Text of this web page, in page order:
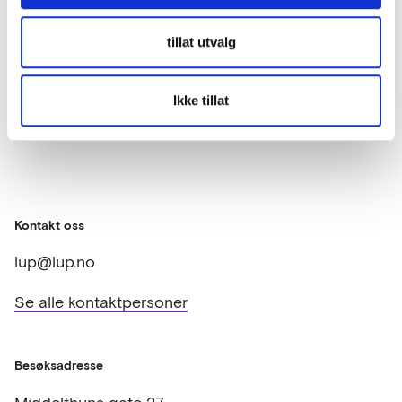
tillat utvalg
Ikke tillat
starte prosessen med ei innovativ anskaffing.
No er leverandørane valgt og implementring av
velferdsteknologi til drift pågår for fullt.
Å samle behov gir mer business
Kontakt oss
lup@lup.no
Se alle kontaktpersoner
Besøksadresse